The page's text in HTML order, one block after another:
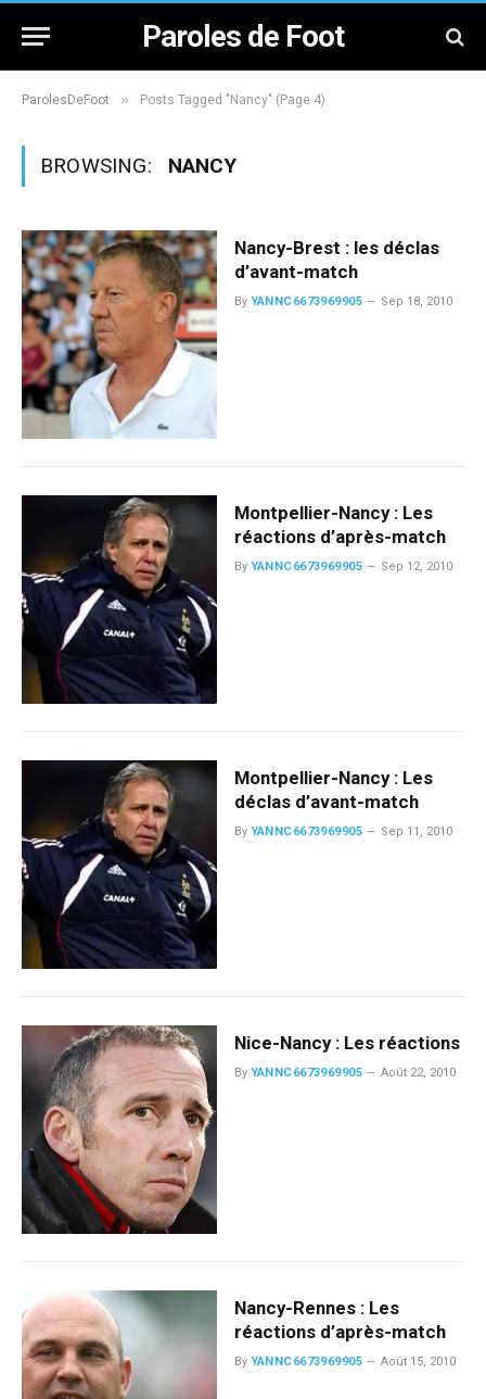
Paroles de Foot
ParolesDeFoot » Posts Tagged "Nancy" (Page 4)
BROWSING: NANCY
Nancy-Brest : les déclas
d’avant-match
By YANNC6673969905 Sep 18, 2010
Montpellier-Nancy : Les
réactions d’après-match
By YANNC6673969905 Sep 12, 2010
Montpellier-Nancy : Les
déclas d’avant-match
By YANNC6673969905 Sep 11, 2010
Nice-Nancy : Les réactions
By YANNC6673969905 Août 22, 2010
Nancy-Rennes : Les
réactions d’après-match
By YANNC6673969905 Août 15, 2010